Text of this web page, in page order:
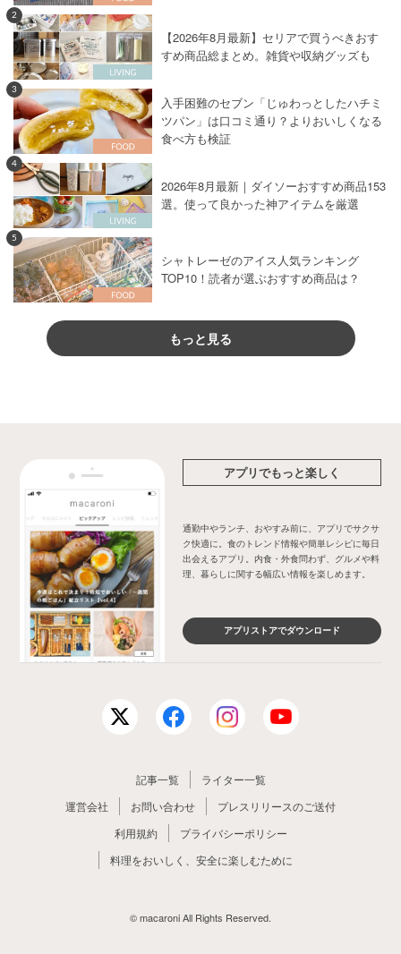
2
【2026年8月最新】セリアで買うべきおす
すめ商品総まとめ。雑貨や収納グッズも
3
入手困難のセブン「じゅわっとしたハチミ
ツパン」は口コミ通り？よりおいしくなる
食べ方も検証
4
2026年8月最新｜ダイソーおすすめ商品153
選。使って良かった神アイテムを厳選
5
シャトレーゼのアイス人気ランキング
TOP10！読者が選ぶおすすめ商品は？
もっと見る
アプリでもっと楽しく
通勤中やランチ、おやすみ前に、アプリでサクサ
ク快適に。食のトレンド情報や簡単レシピに毎日
出会えるアプリ。内食・外食問わず、グルメや料
理、暮らしに関する幅広い情報を楽しめます。
アプリストアでダウンロード
記事一覧
ライター一覧
運営会社
お問い合わせ
プレスリリースのご送付
利用規約
プライバシーポリシー
料理をおいしく、安全に楽しむために
© macaroni All Rights Reserved.